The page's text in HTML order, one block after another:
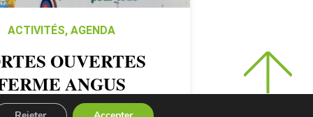
ACTIVITÉS, AGENDA
OUVERTES
ANGUS